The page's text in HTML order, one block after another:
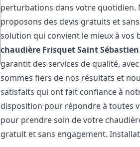
perturbations dans votre quotidien.
proposons des devis gratuits et
solution qui convient le mieux à
chaudière FrisquetSaint
garantit des services de qualité,
sommes fiers de nos résultats et
satisfaits qui ont fait confiance à
disposition pour répondre à toutes
pour prendre soin de votre
gratuit et sans engagement.